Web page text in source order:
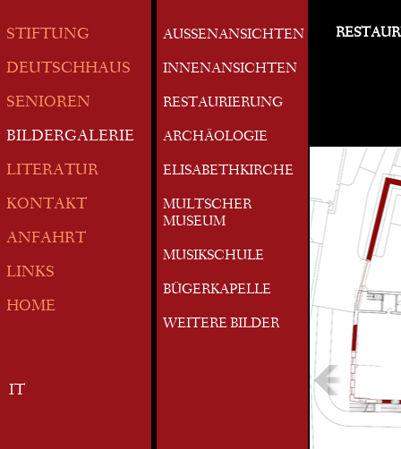
STIFTUNG
DEUTSCHHAUS
SENIOREN
BILDERGALERIE
LITERATUR
KONTAKT
ANFAHRT
LINKS
HOME
IT
AUSSENANSICHTEN
INNENANSICHTEN
RESTAURIERUNG
ARCHÄOLOGIE
ELISABETHKIRCHE
MULTSCHER
MUSEUM
MUSIKSCHULE
BÜGERKAPELLE
WEITERE BILDER